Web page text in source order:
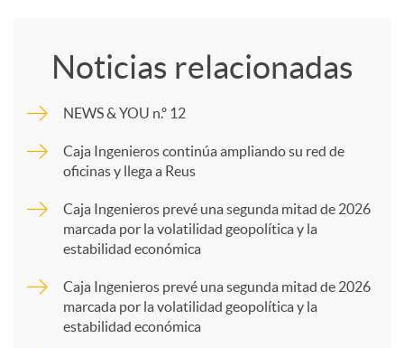
p
a
Noticias relacionadas
NEWS & YOU n.º 12
Caja Ingenieros continúa ampliando su red de
oficinas y llega a Reus
Caja Ingenieros prevé una segunda mitad de 2026
marcada por la volatilidad geopolítica y la
estabilidad económica
Caja Ingenieros prevé una segunda mitad de 2026
marcada por la volatilidad geopolítica y la
estabilidad económica